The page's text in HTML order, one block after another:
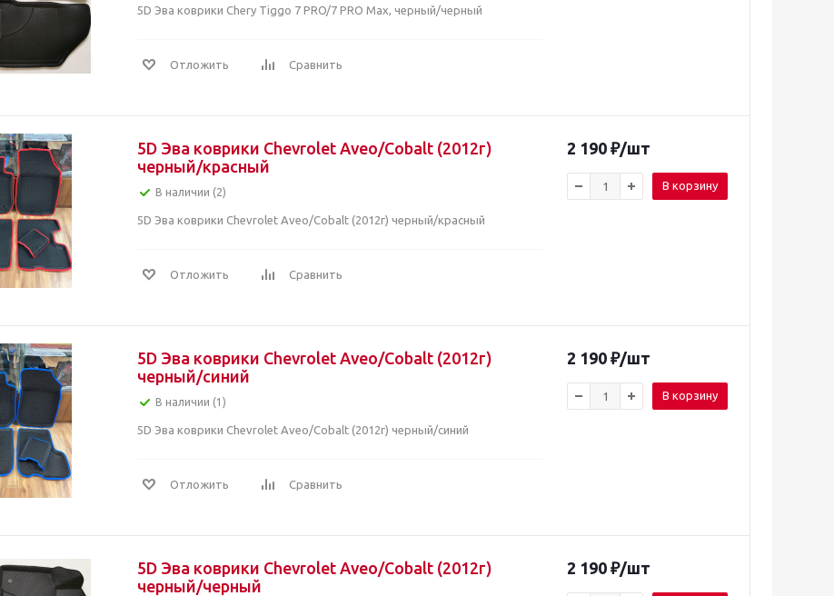
5D Эва коврики Chery Tiggo 7 PRO/7 PRO Max, черный/черный
Отложить Сравнить
5D Эва коврики Chevrolet Aveo/Cobalt (2012г)
черный/красный
В наличии (2)
5D Эва коврики Chevrolet Aveo/Cobalt (2012г) черный/красный
Отложить Сравнить
2 190 ₽/шт
В корзину
5D Эва коврики Chevrolet Aveo/Cobalt (2012г)
черный/синий
В наличии (1)
5D Эва коврики Chevrolet Aveo/Cobalt (2012г) черный/синий
Отложить Сравнить
2 190 ₽/шт
В корзину
5D Эва коврики Chevrolet Aveo/Cobalt (2012г)
черный/черный
2 190 ₽/шт